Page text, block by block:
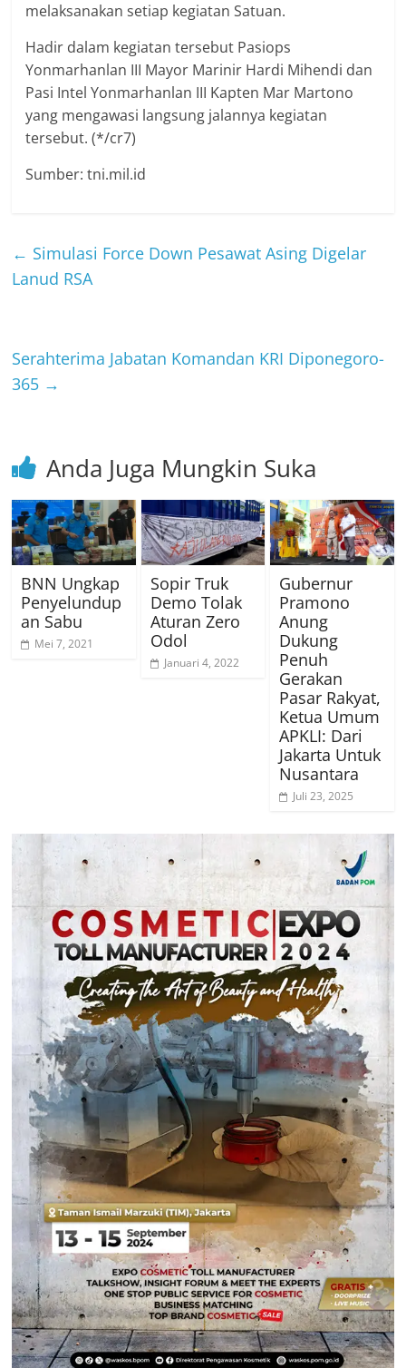
melaksanakan setiap kegiatan Satuan.
Hadir dalam kegiatan tersebut Pasiops
Yonmarhanlan III Mayor Marinir Hardi Mihendi dan
Pasi Intel Yonmarhanlan III Kapten Mar Martono
yang mengawasi langsung jalannya kegiatan
tersebut. (*/cr7)
Sumber: tni.mil.id
← Simulasi Force Down Pesawat Asing Digelar
Lanud RSA
Serahterima Jabatan Komandan KRI Diponegoro-
365 →
Anda Juga Mungkin Suka
BNN Ungkap
Penyelundup
an Sabu
Mei 7, 2021
Sopir Truk
Demo Tolak
Aturan Zero
Odol
Januari 4, 2022
Gubernur
Pramono
Anung
Dukung
Penuh
Gerakan
Pasar Rakyat,
Ketua Umum
APKLI: Dari
Jakarta Untuk
Nusantara
Juli 23, 2025